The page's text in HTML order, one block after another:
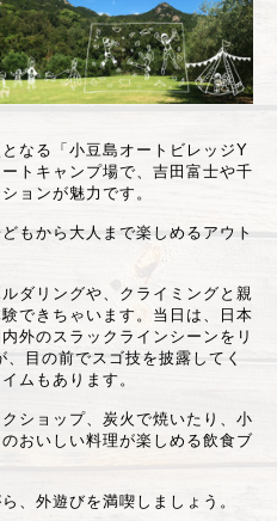
なる「小豆島オートビレッジY
トキャンプ場で、吉田富士や千
ョンが魅力です。
もから大人まで楽しめるアウト
ダリングや、クライミングと親
できちゃいます。当日は、日本
外のスラックラインシーンをリ
目の前でスゴ技を披露してく
ムもあります。
ショップ、炭火で焼いたり、小
おいしい料理が楽しめる飲食ブ
、外遊びを満喫しましょう。